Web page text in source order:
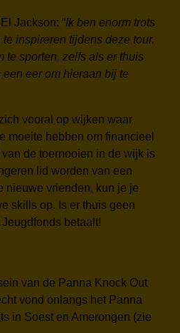
Jackson: “Ik ben enorm trots
inspireren tijdens deze tour.
te sporten, zelfs als er thuis
eer om hieraan bij te
vooral op wijken waar
moeite hebben om financieel
de toernooien in de wijk is
lid worden van een
nieuwe vrienden, kun je je
skills op. Is er thuis geen
betaalt!
van de Panna Knock Out
vond onlangs het Panna
in Soest en Amerongen (zie